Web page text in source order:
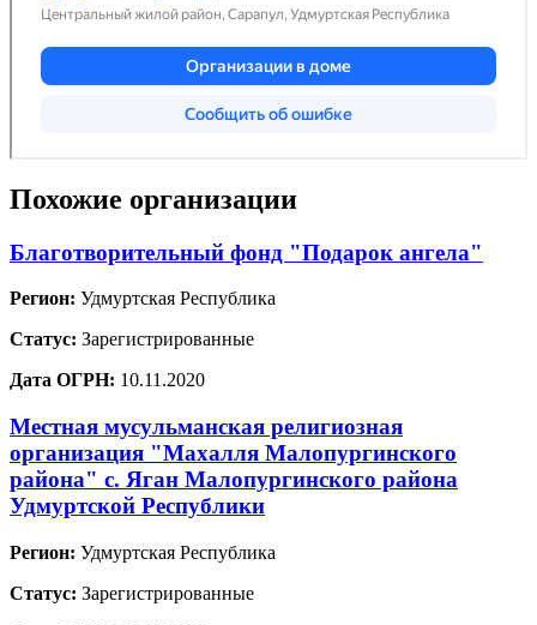
Похожие организации
Благотворительный фонд "Подарок ангела"
Регион: Удмуртская Республика
Статус: Зарегистрированные
Дата ОГРН: 10.11.2020
Местная мусульманская религиозная
организация "Махалля Малопургинского
района" с. Яган Малопургинского района
Удмуртской Республики
Регион: Удмуртская Республика
Статус: Зарегистрированные